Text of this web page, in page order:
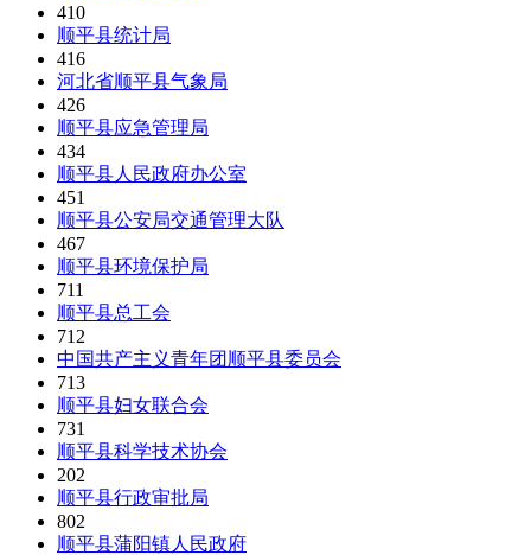
410
顺平县统计局
416
河北省顺平县气象局
426
顺平县应急管理局
434
顺平县人民政府办公室
451
顺平县公安局交通管理大队
467
顺平县环境保护局
711
顺平县总工会
712
中国共产主义青年团顺平县委员会
713
顺平县妇女联合会
731
顺平县科学技术协会
202
顺平县行政审批局
802
顺平县蒲阳镇人民政府